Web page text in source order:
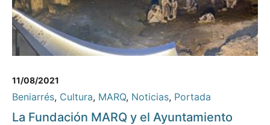
11/08/2021
Beniarrés, Cultura, MARQ, Noticias, Portada
La Fundación MARQ y el Ayuntamiento